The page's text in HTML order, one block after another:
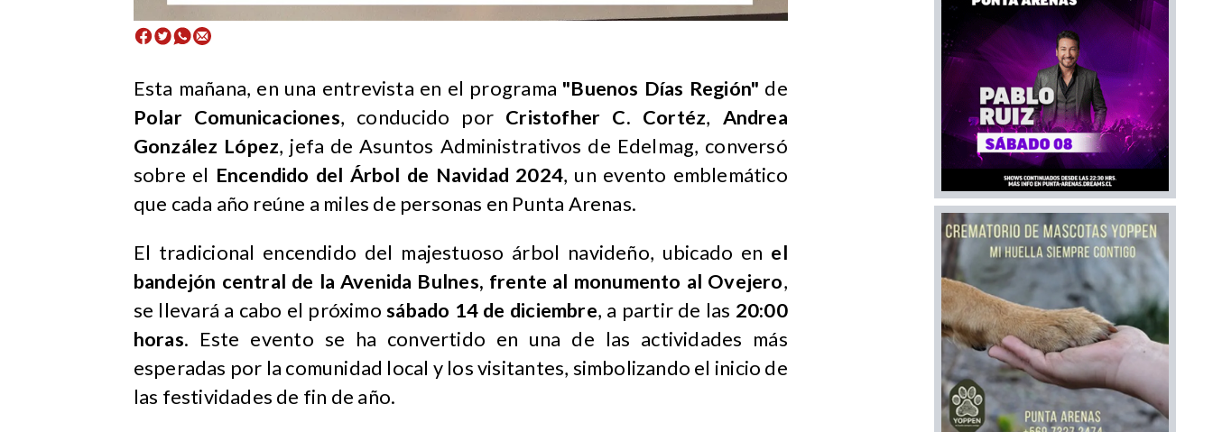
Esta mañana, en una entrevista en el programa "Buenos Días Región" de
Polar Comunicaciones, conducido por Cristofher C. Cortéz, Andrea
González López, jefa de Asuntos Administrativos de Edelmag, conversó
sobre el Encendido del Árbol de Navidad 2024, un evento emblemático
que cada año reúne a miles de personas en Punta Arenas.
El tradicional encendido del majestuoso árbol navideño, ubicado en el
bandejón central de la Avenida Bulnes, frente al monumento al Ovejero,
se llevará a cabo el próximosábado 14 de diciembre, a partir de las 20:00
horas. Este evento se ha convertido en una de las actividades más
esperadas por la comunidad local y los visitantes, simbolizando el inicio de
las festividades de fin de año.